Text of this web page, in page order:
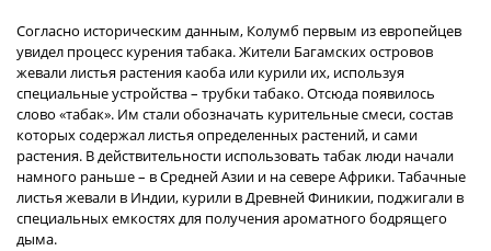
Согласно историческим данным, Колумб первым из европейцев
увидел процесс курения табака. Жители Багамских островов
жевали листья растения каоба или курили их, используя
специальные устройства – трубки табако. Отсюда появилось
слово «табак». Им стали обозначать курительные смеси, состав
которых содержал листья определенных растений, и сами
растения. В действительности использовать табак люди начали
намного раньше – в Средней Азии и на севере Африки. Табачные
листья жевали в Индии, курили в Древней Финикии, поджигали в
специальных емкостях для получения ароматного бодрящего
дыма.